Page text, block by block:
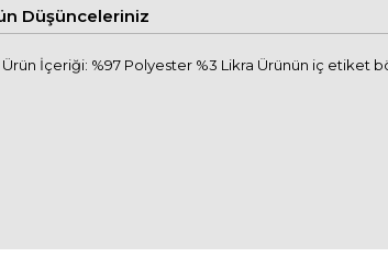
Düşünceleriniz
İçeriği: %97 Polyester %3 Likra Ürünün iç etiket